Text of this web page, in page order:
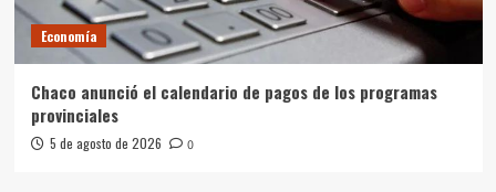
Economía
Chaco anunció el calendario de pagos de los programas
provinciales
5 de agosto de 2026 0